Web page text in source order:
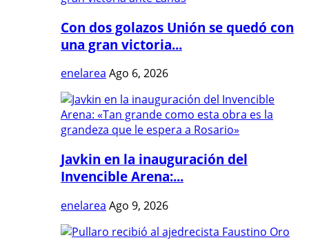
Con dos golazos Unión se quedó con
una gran victoria...
enelarea Ago 6, 2026
Javkin en la inauguración del
Invencible Arena:...
enelarea Ago 9, 2026